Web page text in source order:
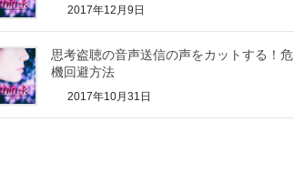
2017年12月9日
思考盗聴の音声送信の声をカットする！危
機回避方法
2017年10月31日